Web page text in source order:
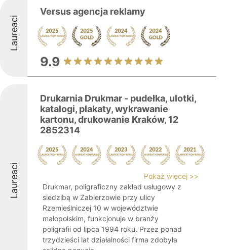
Laureaci
Versus agencja reklamy
9.9
Laureaci
Drukarnia Drukmar - pudełka, ulotki,
katalogi, plakaty, wykrawanie
kartonu, drukowanie Kraków, 12
2852314
Pokaż więcej >>
Drukmar, poligraficzny zakład usługowy z
siedzibą w Zabierzowie przy ulicy
Rzemieślniczej 10 w województwie
małopolskim, funkcjonuje w branży
poligrafii od lipca 1994 roku. Przez ponad
trzydzieści lat działalności firma zdobyła